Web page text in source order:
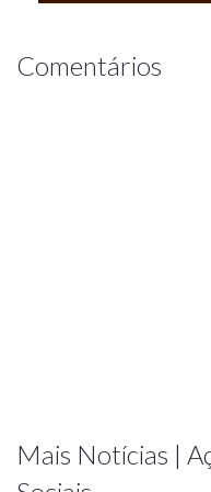
Comentários
Mais Notícias |